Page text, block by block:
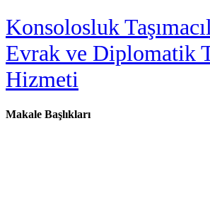
Konsolosluk
Evrak ve Diplomatik
Hizmeti
Makale Başlıkları